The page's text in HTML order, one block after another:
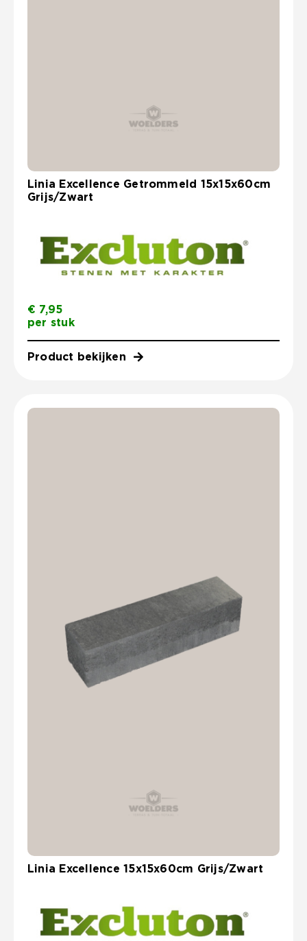
Linia Excellence Getrommeld 15x15x60cm
Grijs/Zwart
€ 7,95
per stuk
Product bekijken
Linia Excellence 15x15x60cm Grijs/Zwart